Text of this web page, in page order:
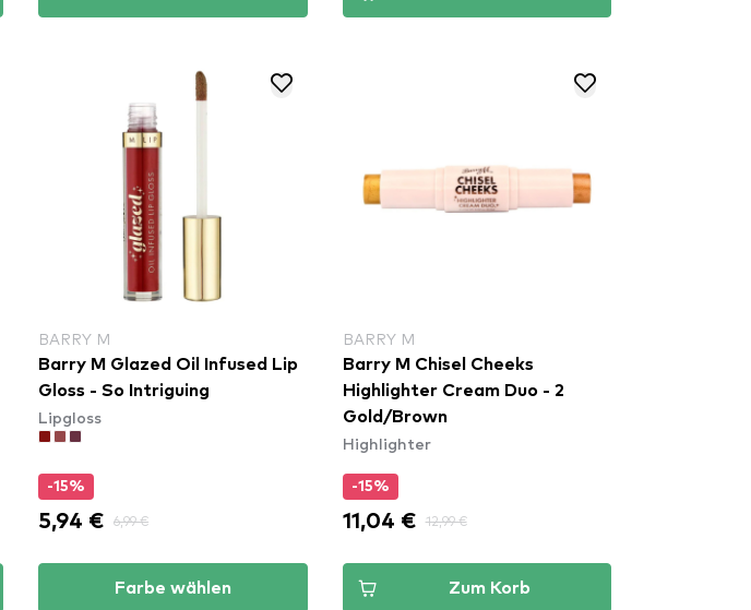
BARRY M
Barry M Glazed Oil Infused Lip
Gloss - So Intriguing
Lipgloss
-15%
5,94 € 6,99 €
Farbe wählen
BARRY M
Barry M Chisel Cheeks
Highlighter Cream Duo - 2
Gold/Brown
Highlighter
-15%
11,04 € 12,99 €
Zum Korb